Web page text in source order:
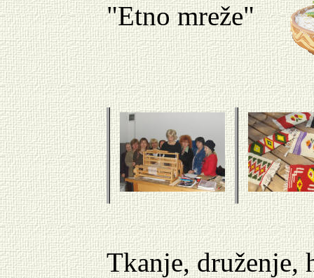
"Etno mreže"
Tkanje, druženje,